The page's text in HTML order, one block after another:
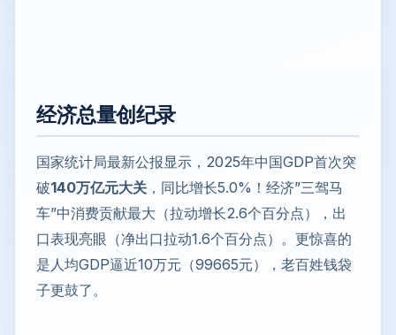
经济总量创纪录
国家统计局最新公报显示，2025年中国GDP首次突
破140万亿元大关 ，同比增长5.0%！经济”三驾马
车”中消费贡献最大（拉动增长2.6个百分点），出
口表现亮眼（净出口拉动1.6个百分点）。更惊喜的
是人均GDP逼近10万元（99665元），老百姓钱袋
子更鼓了。